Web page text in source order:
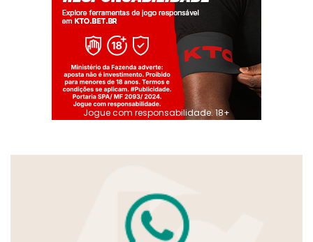
Jogue com responsabilidade. 18+